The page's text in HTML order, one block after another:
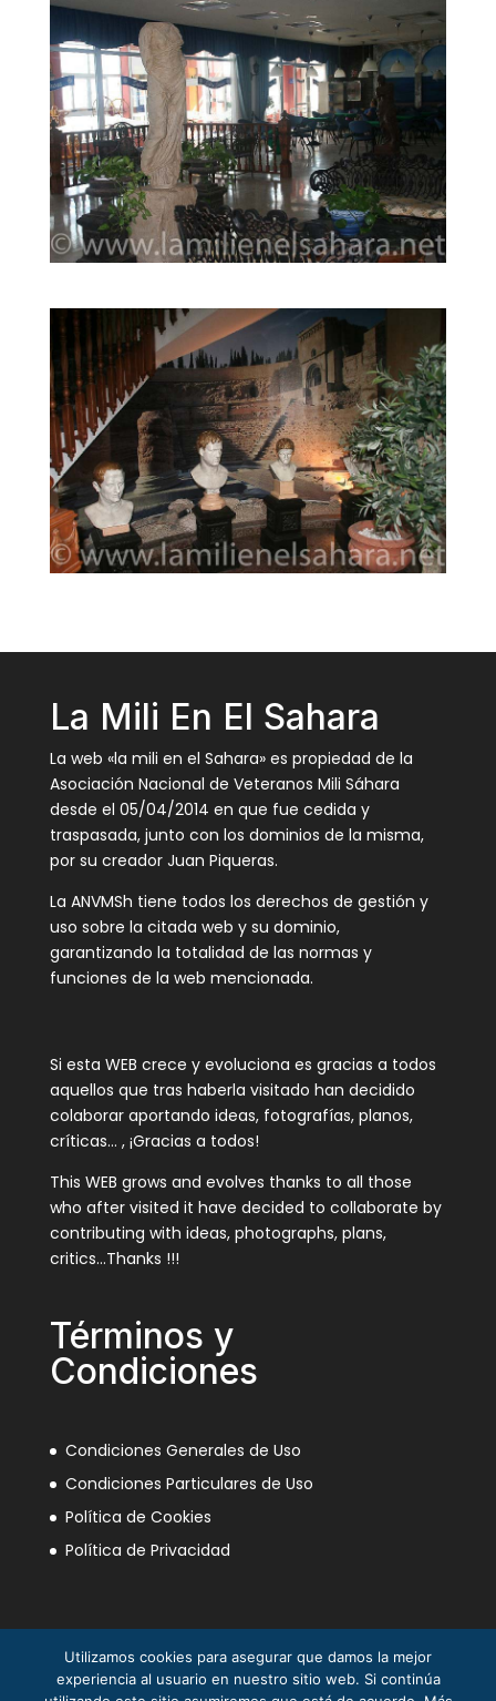
La Mili En El Sahara
La web «la mili en el Sahara» es propiedad de la
Asociación Nacional de Veteranos Mili Sáhara
desde el 05/04/2014 en que fue cedida y
traspasada, junto con los dominios de la misma,
por su creador Juan Piqueras.
La ANVMSh tiene todos los derechos de gestión y
uso sobre la citada web y su dominio,
garantizando la totalidad de las normas y
funciones de la web mencionada.
Si esta WEB crece y evoluciona es gracias a todos
aquellos que tras haberla visitado han decidido
colaborar aportando ideas, fotografías, planos,
críticas… , ¡Gracias a todos!
This WEB grows and evolves thanks to all those
who after visited it have decided to collaborate by
contributing with ideas, photographs, plans,
critics…Thanks !!!
Términos y
Condiciones
Condiciones Generales de Uso
Condiciones Particulares de Uso
Política de Cookies
Política de Privacidad
Utilizamos cookies para asegurar que damos la mejor
experiencia al usuario en nuestro sitio web. Si continúa